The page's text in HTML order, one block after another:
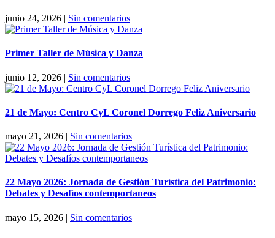
junio 24, 2026 | Sin comentarios
Primer Taller de Música y Danza
junio 12, 2026 | Sin comentarios
21 de Mayo: Centro CyL Coronel Dorrego Feliz Aniversario
mayo 21, 2026 | Sin comentarios
22 Mayo 2026: Jornada de Gestión Turística del Patrimonio:
Debates y Desafíos contemportaneos
mayo 15, 2026 | Sin comentarios